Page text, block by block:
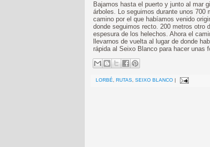
Bajamos hasta el puerto y junto al mar
árboles. Lo seguimos durante unos 700
camino por el que habíamos venido
donde seguimos recto. 200 metros
espesura de los helechos. Ahora el
llevarnos de vuelta al lugar de donde
rápida al Seixo Blanco para hacer unas
LORBÉ RUTAS SEIXO BLANCO |